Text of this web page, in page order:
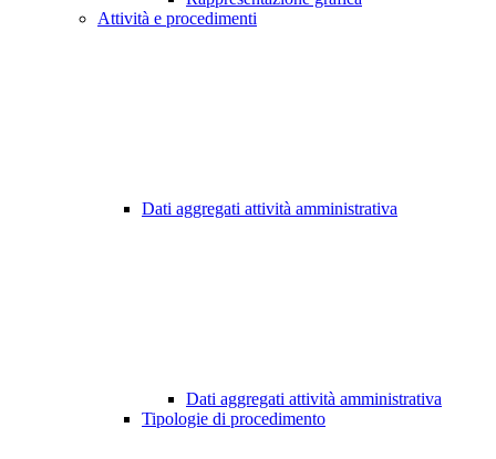
Attività e procedimenti
Dati aggregati attività amministrativa
Dati aggregati attività amministrativa
Tipologie di procedimento